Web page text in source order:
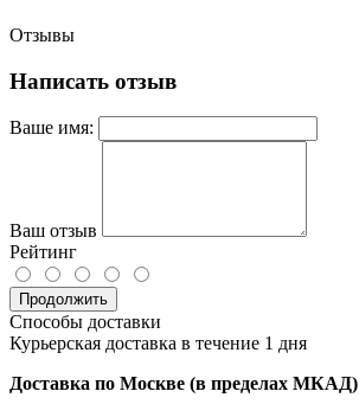
Отзывы
Написать отзыв
Ваше имя:
Ваш отзыв
Рейтинг
Продолжить
Способы доставки
Курьерская доставка в течение 1 дня
Доставка по Москве (в пределах МКАД)